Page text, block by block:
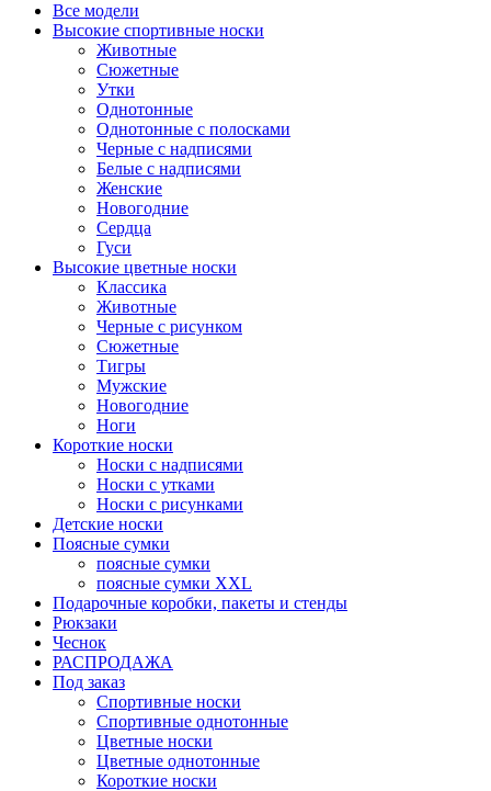
Все модели
Высокие спортивные носки
Животные
Сюжетные
Утки
Однотонные
Однотонные с полосками
Черные с надписями
Белые с надписями
Женские
Новогодние
Сердца
Гуси
Высокие цветные носки
Классика
Животные
Черные с рисунком
Сюжетные
Тигры
Мужские
Новогодние
Ноги
Короткие носки
Носки с надписями
Носки с утками
Носки с рисунками
Детские носки
Поясные сумки
поясные сумки
поясные сумки XXL
Подарочные коробки, пакеты и стенды
Рюкзаки
Чеснок
РАСПРОДАЖА
Под заказ
Спортивные носки
Спортивные однотонные
Цветные носки
Цветные однотонные
Короткие носки